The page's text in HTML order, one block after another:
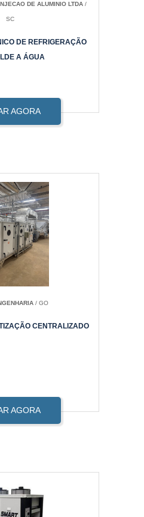
DE ALUMINIO LTDA /
SC
DE REFRIGERAÇÃO
A ÁGUA
AGORA
/ GO
CENTRALIZADO
AGORA